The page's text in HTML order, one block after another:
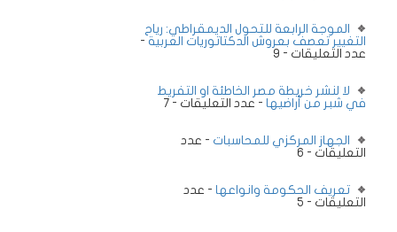
الموجة الرابعة للتحول الديمقراطي: رياح
التغيير تعصف بعروش الدكتاتوريات العربية -
عدد التعليقات - 9
لا لنشر خريطة مصر الخاطئة او التفريط
في شبر من أراضيها - عدد التعليقات - 7
الجهاز المركزي للمحاسبات - عدد
التعليقات - 6
تعريف الحكومة وانواعها - عدد
التعليقات - 5